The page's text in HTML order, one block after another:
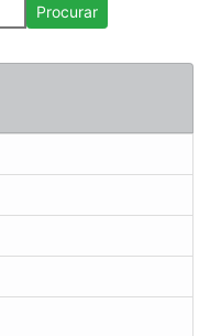
Procurar